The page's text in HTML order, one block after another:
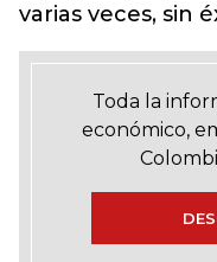
varias veces, sin
Toda la
económico,